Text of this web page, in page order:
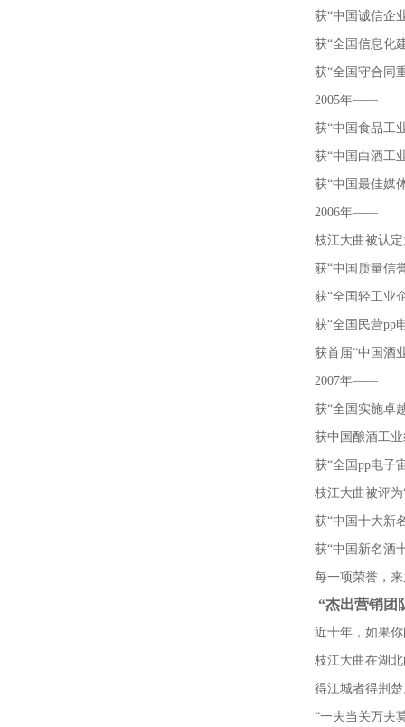
获“中国诚信企
获“全国信息化
获“全国守合同
2005年——
获“中国食品工
获“中国白酒工
获“中国最佳媒
2006年——
枝江大曲被认
获“中国质量信
获“全国轻工业
获“全国民营pp
获首届“中国酒
2007年——
获“全国实施卓
获中国酿酒工
获“全国pp电子
枝江大曲被评为
获“中国十大新
获“中国新名酒
每一项荣誉，
“杰出营销团
近十年，如果
枝江大曲在湖
得江城者得荆
“一夫当关万夫